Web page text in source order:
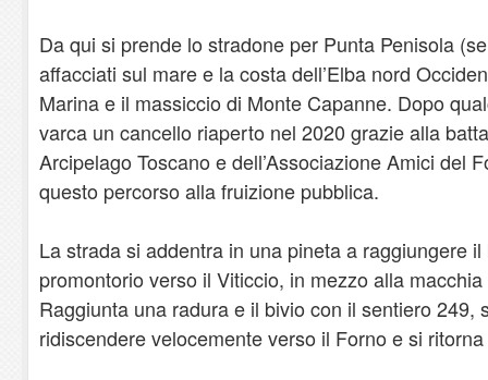
Da qui si prende lo stradone per Punta Penisola
affacciati sul mare e la costa dell’Elba nord
Marina e il massiccio di Monte Capanne. Dopo
varca un cancello riaperto nel 2020 grazie alla
Arcipelago Toscano e dell’Associazione Amici del
questo percorso alla fruizione pubblica.
La strada si addentra in una pineta a raggiungere
promontorio verso il Viticcio, in mezzo alla
Raggiunta una radura e il bivio con il sentiero 249,
ridiscendere velocemente verso il Forno e si